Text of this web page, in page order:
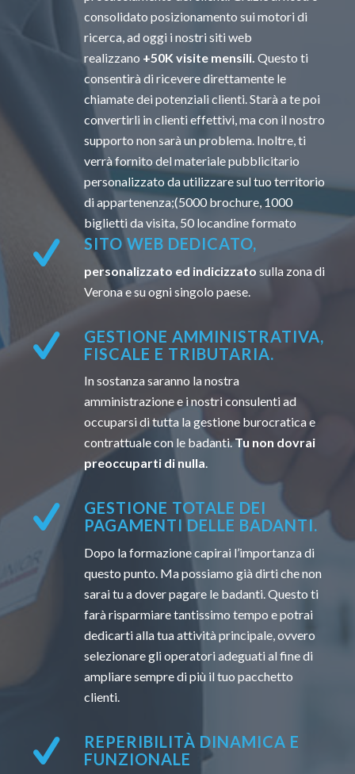
consolidato posizionamento sui motori di
ricerca, ad oggi i nostri siti web
realizzano +50K visite mensili. Questo ti
consentirà di ricevere direttamente le
chiamate dei potenziali clienti. Starà a te poi
convertirli in clienti effettivi, ma con il nostro
supporto non sarà un problema. Inoltre, ti
verrà fornito del materiale pubblicitario
personalizzato da utilizzare sul tuo territorio
di appartenenza;(5000 brochure, 1000
biglietti da visita, 50 locandine formato
SITO WEB DEDICATO,
personalizzato ed indicizzato sulla zona di
Verona e su ogni singolo paese.
GESTIONE AMMINISTRATIVA,
FISCALE E TRIBUTARIA.
In sostanza saranno la nostra
amministrazione e i nostri consulenti ad
occuparsi di tutta la gestione burocratica e
contrattuale con le badanti.Tu non dovrai
preoccuparti di nulla.
GESTIONE TOTALE DEI
PAGAMENTI DELLE BADANTI.
Dopo la formazione capirai l’importanza di
questo punto. Ma possiamo già dirti che non
sarai tu a dover pagare le badanti. Questo ti
farà risparmiare tantissimo tempo e potrai
dedicarti alla tua attività principale, ovvero
selezionare gli operatori adeguati al fine di
ampliare sempre di più il tuo pacchetto
clienti.
REPERIBILITÀ DINAMICA E
FUNZIONALE